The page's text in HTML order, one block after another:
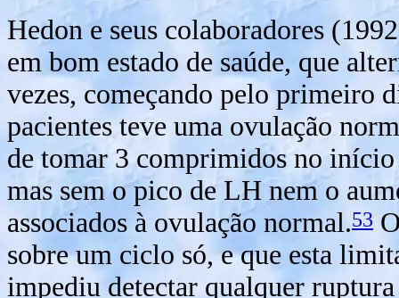
Hedon e seus colaboradores
em bom estado de saúde, que
vezes, começando pelo primeiro
pacientes teve uma ovulação
de tomar 3 comprimidos no
mas sem o pico de LH nem o
associados à ovulação normal.53
sobre um ciclo só, e que esta
impediu detectar qualquer